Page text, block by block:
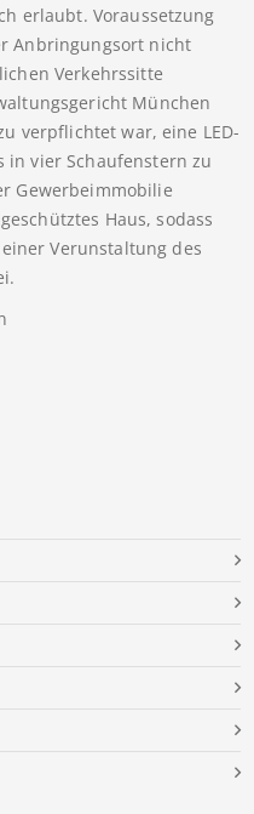
erlaubt. Voraussetzung
Anbringungsort nicht
Verkehrssitte
München
verpflichtet war, eine LED-
in vier Schaufenstern zu
Gewerbeimmobilie
Haus, sodass
Verunstaltung des